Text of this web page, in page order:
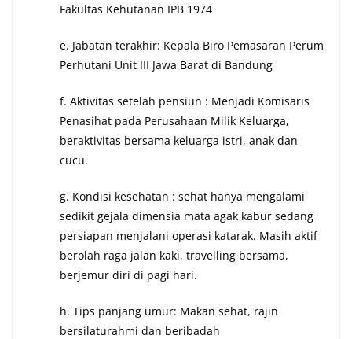
Fakultas Kehutanan IPB 1974
e. Jabatan terakhir: Kepala Biro Pemasaran Perum
Perhutani Unit III Jawa Barat di Bandung
f. Aktivitas setelah pensiun : Menjadi Komisaris
Penasihat pada Perusahaan Milik Keluarga,
beraktivitas bersama keluarga istri, anak dan
cucu.
g. Kondisi kesehatan : sehat hanya mengalami
sedikit gejala dimensia mata agak kabur sedang
persiapan menjalani operasi katarak. Masih aktif
berolah raga jalan kaki, travelling bersama,
berjemur diri di pagi hari.
h. Tips panjang umur: Makan sehat, rajin
bersilaturahmi dan beribadah